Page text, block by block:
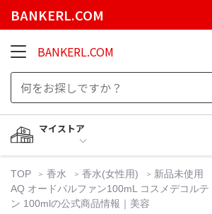
BANKERL.COM
BANKERL.COM
マイストア
TOP 香水 香水(女性用)
新品未使用
AQ オードパルファン100mL コスメデコル
ン 100mlの公式商品情報｜美容